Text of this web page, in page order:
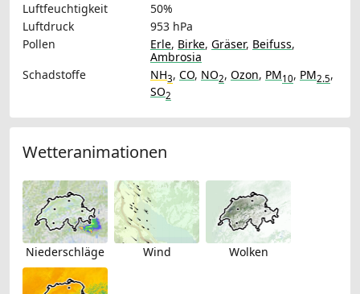
Luftfeuchtigkeit
50%
Luftdruck
953 hPa
Pollen
Erle, Birke, Gräser, Beifuss,
Ambrosia
Schadstoffe
NH3, CO, NO2, Ozon, PM10, PM2.5,
SO2
Wetteranimationen
Niederschläge Wind Wolken